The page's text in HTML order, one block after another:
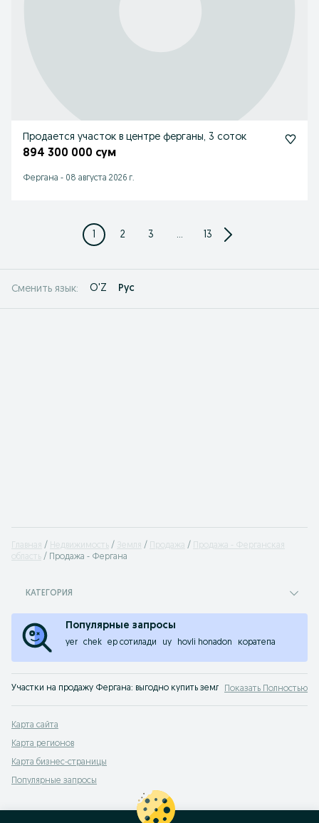
Продается участок в центре ферганы, 3 соток
894 300 000 сум
Фергана - 08 августа 2026 г.
1 2 3 ... 13
Сменить язык: O'Z Рус
Главная Недвижимость Земля Продажа
Продажа - Ферганская
область
Продажа - Фергана
КАТЕГОРИЯ
Популярные запросы
yer chek ер сотилади uy hovli honadon коратепа
Участки на продажу Фергана: выгодно купить землю под строительство
Показать Полностью
Карта сайта
Карта регионов
Карта бизнес-страницы
Популярные запросы